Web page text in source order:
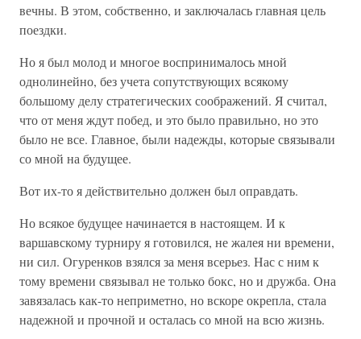
вечны. В этом, собственно, и заключалась главная цель
поездки.
Но я был молод и многое воспринималось мной
однолинейно, без учета сопутствующих всякому
большому делу стратегических соображений. Я считал,
что от меня ждут побед, и это было правильно, но это
было не все. Главное, были надежды, которые связывали
со мной на будущее.
Вот их-то я действительно должен был оправдать.
Но всякое будущее начинается в настоящем. И к
варшавскому турниру я готовился, не жалея ни времени,
ни сил. Огуренков взялся за меня всерьез. Нас с ним к
тому времени связывал не только бокс, но и дружба. Она
завязалась как-то неприметно, но вскоре окрепла, стала
надежной и прочной и осталась со мной на всю жизнь.